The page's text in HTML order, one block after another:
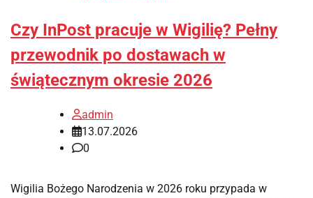
Czy InPost pracuje w Wigilię? Pełny
przewodnik po dostawach w
świątecznym okresie 2026
admin
13.07.2026
0
Wigilia Bożego Narodzenia w 2026 roku przypada w